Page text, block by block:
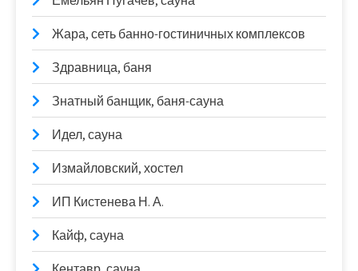
Жара, сеть банно-гостиничных комплексов
Здравница, баня
Знатный банщик, баня-сауна
Идел, сауна
Измайловский, хостел
ИП Кистенева Н. А.
Кайф, сауна